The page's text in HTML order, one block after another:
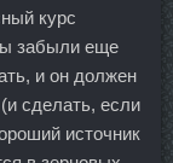
курс
забыли еще
и он должен
сделать, если
источник